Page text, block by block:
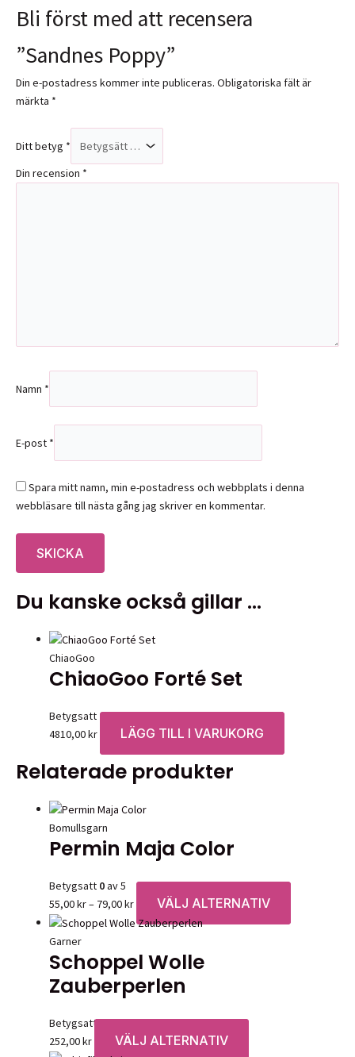
Bli först med att recensera
”Sandnes Poppy”
Din e-postadress kommer inte publiceras. Obligatoriska fält är
märkta *
Ditt betyg *
Din recension *
Namn *
E-post *
Spara mitt namn, min e-postadress och webbplats i denna
webbläsare till nästa gång jag skriver en kommentar.
Du kanske också gillar …
ChiaoGoo
ChiaoGoo Forté Set
Betygsatt 0av 5
4810,00kr LÄGG TILL I VARUKORG
Relaterade produkter
Bomullsgarn
Permin Maja Color
Betygsatt 0av 5
55,00kr– 79,00krPrisintervall:
55,00 kr
79,00 kr
VÄLJ ALTERNATIV
här
Garner
Schoppel Wolle
Zauberperlen
Betygsatt0av 5
252,00kr VÄLJ ALTERNATIV